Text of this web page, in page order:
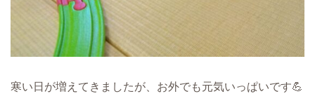
寒い日が増えてきましたが、お外でも元気いっぱいです💪